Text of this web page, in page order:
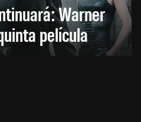
Warner
película